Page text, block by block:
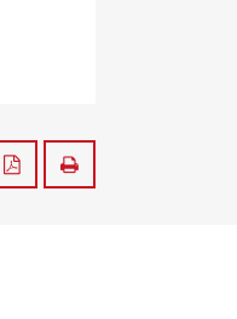
Zapisz do PDF
Drukuj